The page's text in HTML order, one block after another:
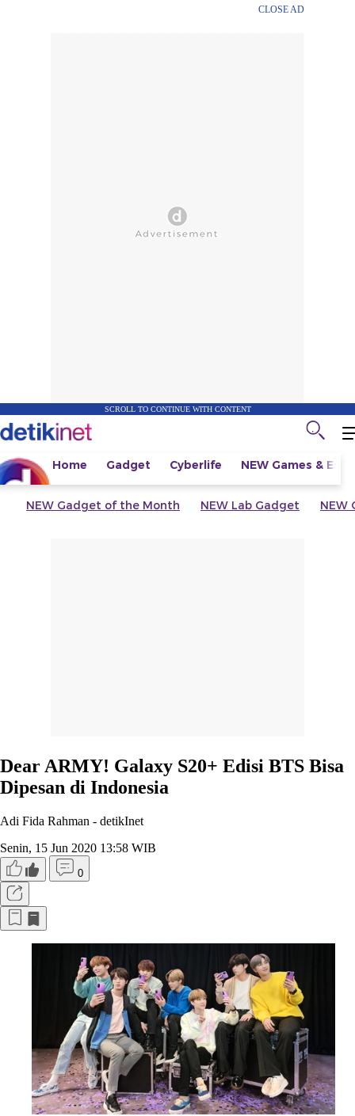
CLOSE AD
SCROLL TO CONTINUE WITH CONTENT
Home Gadget Cyberlife NEW Games &
NEW Gadget of the Month NEW Lab Gadget NEW
Dear ARMY! Galaxy S20+ Edisi BTS Bisa
Dipesan di Indonesia
Adi Fida Rahman - detikInet
Senin, 15 Jun 2020 13:58 WIB
0